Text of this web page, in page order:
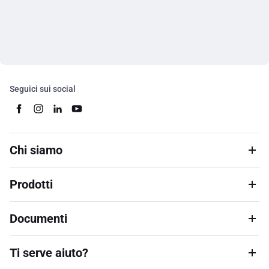
Seguici sui social
Chi siamo
Prodotti
Documenti
Ti serve aiuto?